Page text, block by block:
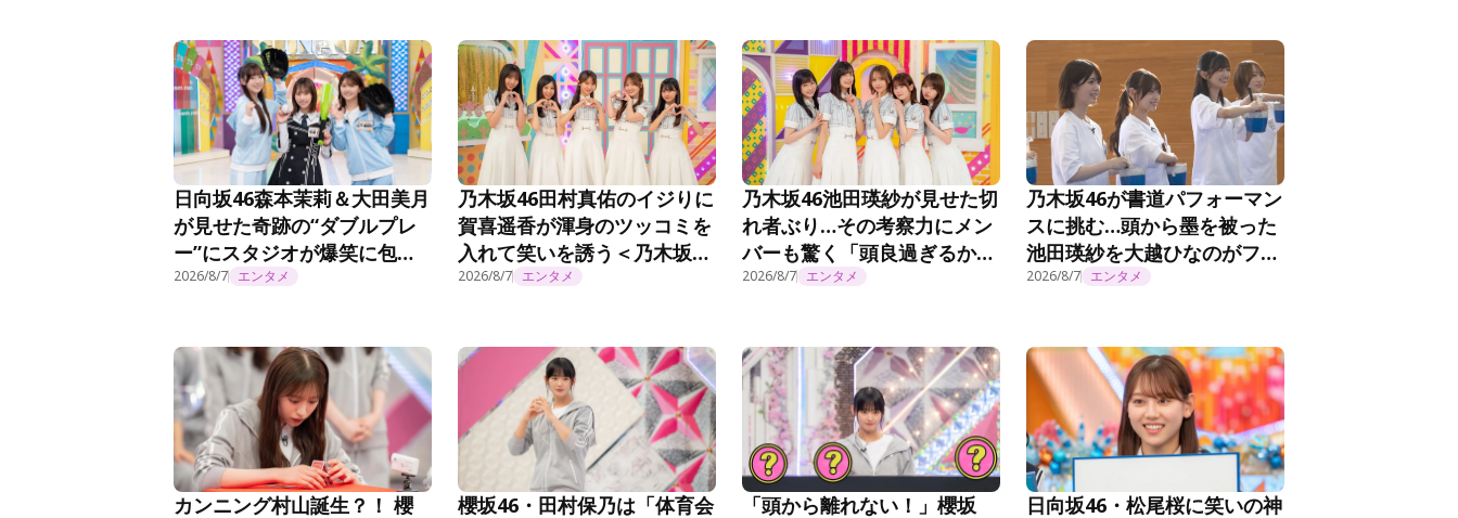
日向坂46森本茉莉＆大田美月
が見せた奇跡の“ダブルプレ
ー”にスタジオが爆笑に包ま
れる＜まだまだ！日向坂で会
2026/8/7 エンタメ
乃木坂46田村真佑のイジりに
賀喜遥香が渾身のツッコミを
入れて笑いを誘う＜乃木坂工
事延長中＞
2026/8/7 エンタメ
乃木坂46池田瑛紗が見せた切
れ者ぶり…その考察力にメン
バーも驚く「頭良過ぎるか
も…」「絶対未来人だと思
2026/8/7 エンタメ
乃木坂46が書道パフォーマン
スに挑む…頭から墨を被った
池田瑛紗を大越ひなのがフォ
ロー「アーティスティックで
2026/8/7 エンタメ
カンニング村山誕生？！ 櫻 櫻坂46・田村保乃は「体育会 「頭から離れない！」櫻坂 日向坂46・松尾桜に笑いの神